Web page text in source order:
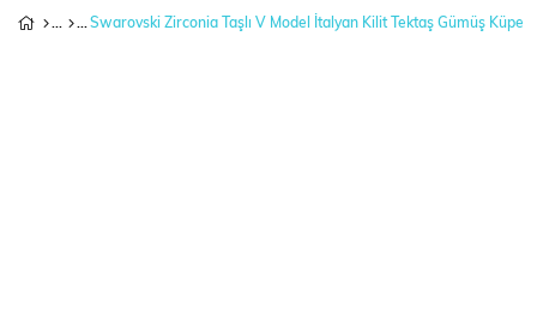
Swarovski Zirconia Taşlı V Model İtalyan Kilit Tektaş Gümüş Küpe